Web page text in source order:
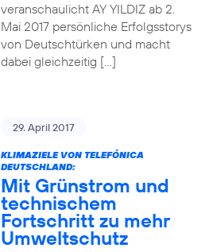
veranschaulicht AY YILDIZ ab 2.
Mai 2017 persönliche Erfolgsstorys
von Deutschtürken und macht
dabei gleichzeitig […]
29. April 2017
KLIMAZIELE VON TELEFÓNICA
DEUTSCHLAND:
Mit Grünstrom und
technischem
Fortschritt zu mehr
Umweltschutz